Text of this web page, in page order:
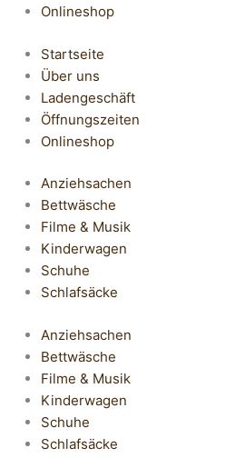
Onlineshop
Startseite
Über uns
Ladengeschäft
Öffnungszeiten
Onlineshop
Anziehsachen
Bettwäsche
Filme & Musik
Kinderwagen
Schuhe
Schlafsäcke
Anziehsachen
Bettwäsche
Filme & Musik
Kinderwagen
Schuhe
Schlafsäcke